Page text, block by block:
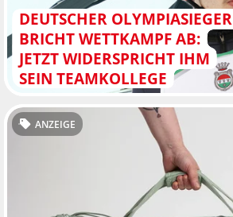
DEUTSCHER OLYMPIASIEGER
BRICHT WETTKAMPF AB:
JETZT WIDERSPRICHT IHM
SEIN TEAMKOLLEGE
ANZEIGE